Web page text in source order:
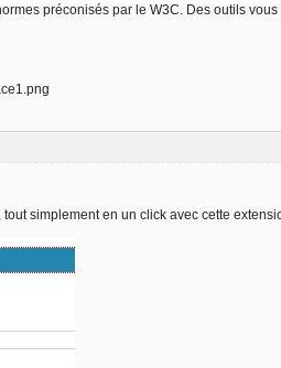
préconisés par le W3C. Des outils
simplement en un click avec cette